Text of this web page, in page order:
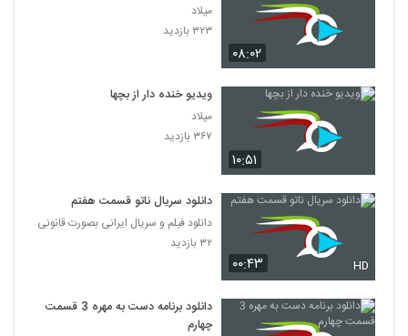
۰۸:۰۲
میلاد
۳۲۳ بازدید
۱۰:۵۱
ویدیو خنده دار از بچها
میلاد
۳۶۷ بازدید
۰۰:۴۳ HD
دانلود سریال ناتو قسمت هفتم
دانلود فیلم و سریال ایرانی بصورت قانونی
۳۲ بازدید
دانلود برنامه دست به مهره 3 قسمت
چهارم